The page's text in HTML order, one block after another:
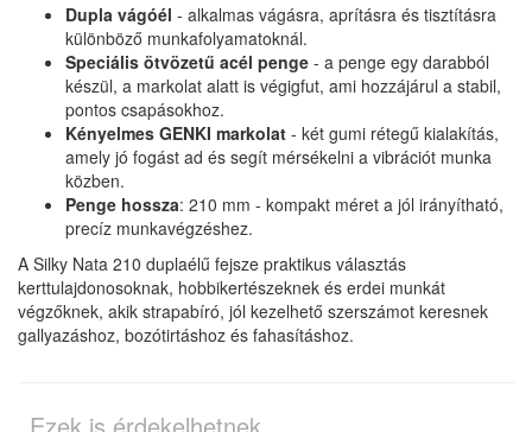
Dupla vágóél - alkalmas vágásra, aprításra és tisztításra
különböző munkafolyamatoknál.
Speciális ötvözetű acél penge - a penge egy darabból
készül, a markolat alatt is végigfut, ami hozzájárul a stabil,
pontos csapásokhoz.
Kényelmes GENKI markolat - két gumi rétegű kialakítás,
amely jó fogást ad és segít mérsékelni a vibrációt munka
közben.
Penge hossza: 210 mm - kompakt méret a jól irányítható,
precíz munkavégzéshez.
A Silky Nata 210 duplaélű fejsze praktikus választás
kerttulajdonosoknak, hobbikertészeknek és erdei munkát
végzőknek, akik strapabíró, jól kezelhető szerszámot keresnek
gallyazáshoz, bozótirtáshoz és fahasításhoz.